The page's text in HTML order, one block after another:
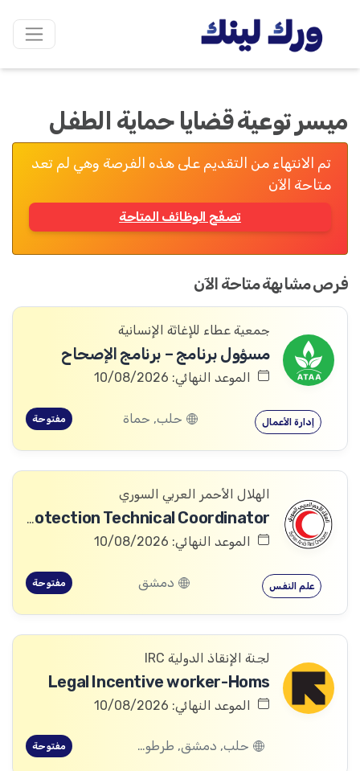
ميسر توعية قضايا حماية الطفل
تم الانتهاء من التقديم على هذه الفرصة وهي لم تعد
متاحة الآن
تصفّح الوظائف المتاحة
فرص مشابهة متاحة الآن
جمعية عطاء للإغاثة الإنسانية
مسؤول برنامج – برنامج الإصحاح
الموعد النهائي: 10/08/2026
إدارة الأعمال حلب, حماة مفتوحة
الهلال الأحمر العربي السوري
Community Services and Protection Technical Coordinator
الموعد النهائي: 10/08/2026
علم النفس دمشق مفتوحة
لجنة الإنقاذ الدولية IRC
Legal Incentive worker-Homs
الموعد النهائي: 10/08/2026
حلب, دمشق, طرطوس, ريف دمشق, ديرالزور, درعا, السويداء, إدلب, القنيطرة, اللاذقية, الرقة, حمص, الحسكة, حماة مفتوحة